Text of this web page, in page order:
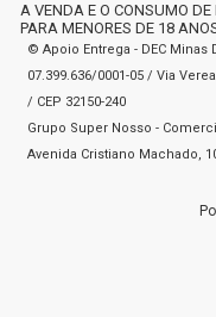
A VENDA E O CONSUMO
PARA MENORES DE 18
© Apoio Entrega - DEC
07.399.636/0001-05 / Via
/ CEP 32150-240
Grupo Super Nosso -
Avenida Cristiano Machado,